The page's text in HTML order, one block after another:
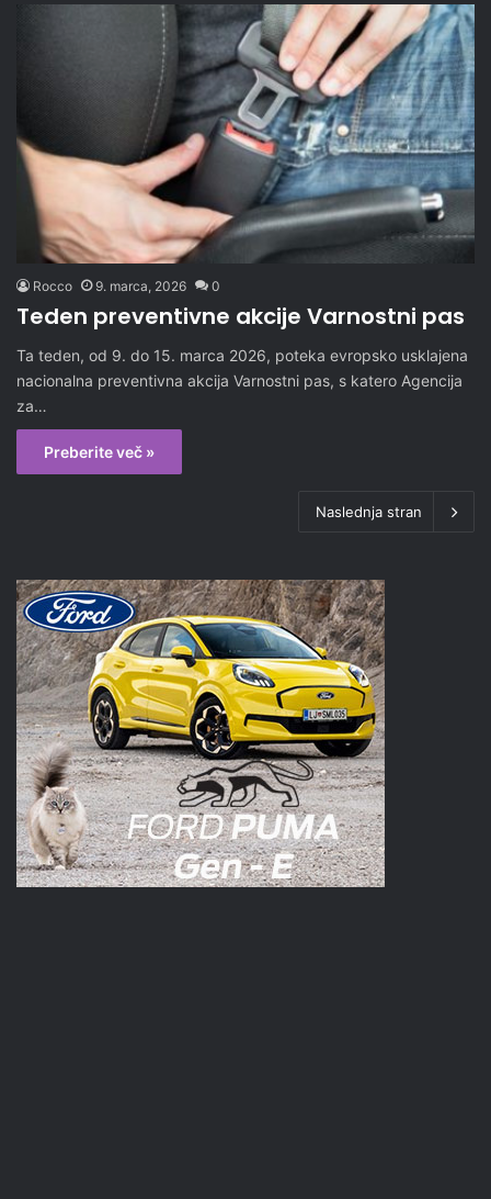
Rocco 9. marca, 2026 0
Teden preventivne akcije Varnostni pas
Ta teden, od 9. do 15. marca 2026, poteka evropsko usklajena
nacionalna preventivna akcija Varnostni pas, s katero Agencija
za…
Preberite več »
Naslednja stran